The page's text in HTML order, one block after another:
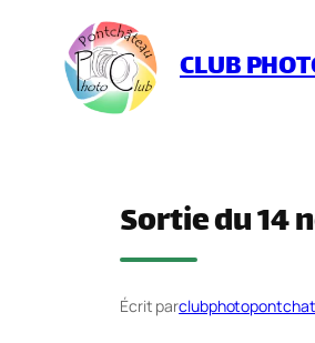
contenu
CLUB
Sortie du 14
Écrit par